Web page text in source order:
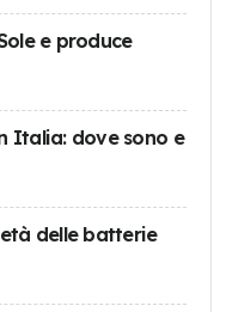
e produce
Italia: dove sono e
delle batterie